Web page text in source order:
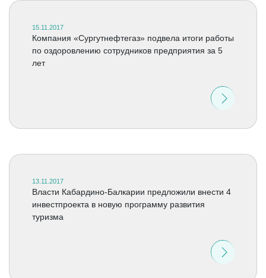
15.11.2017
Компания «Сургутнефтегаз» подвела итоги работы
по оздоровлению сотрудников предприятия за 5
лет
13.11.2017
Власти Кабардино-Балкарии предложили внести 4
инвестпроекта в новую программу развития
туризма